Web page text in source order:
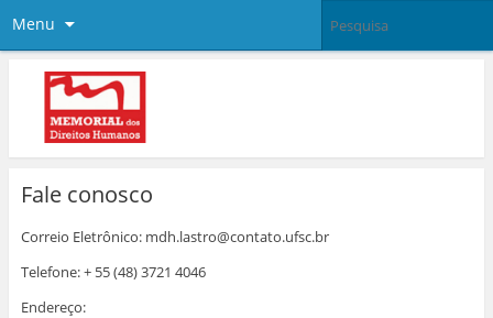
Menu
Fale conosco
Correio Eletrônico: mdh.lastro@contato.ufsc.br
Telefone: + 55 (48) 3721 4046
Endereço: